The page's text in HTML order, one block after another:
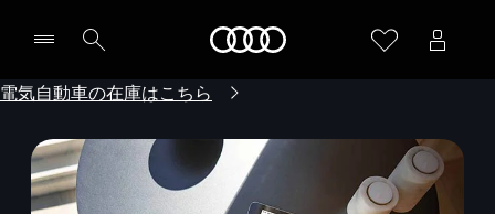
電気自動車の在庫はこちら